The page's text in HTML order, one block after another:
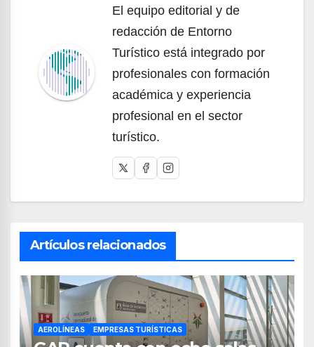
El equipo editorial y de
redacción de Entorno
Turístico está integrado por
profesionales con formación
académica y experiencia
profesional en el sector
turístico.
Artículos relacionados
AEROLÍNEAS EMPRESAS TURÍSTICAS